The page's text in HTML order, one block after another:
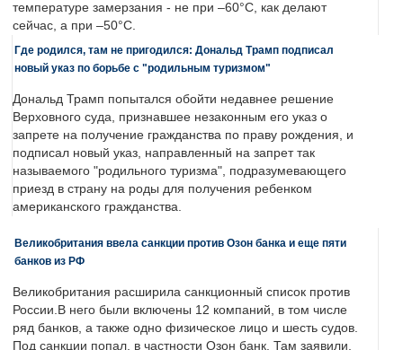
температуре замерзания - не при –60°C, как делают
сейчас, а при –50°C.
Где родился, там не пригодился: Дональд Трамп подписал
новый указ по борьбе с "родильным туризмом"
Дональд Трамп попытался обойти недавнее решение
Верховного суда, признавшее незаконным его указ о
запрете на получение гражданства по праву рождения, и
подписал новый указ, направленный на запрет так
называемого "родильного туризма", подразумевающего
приезд в страну на роды для получения ребенком
американского гражданства.
Великобритания ввела санкции против Озон банка и еще пяти
банков из РФ
Великобритания расширила санкционный список против
России.В него были включены 12 компаний, в том числе
ряд банков, а также одно физическое лицо и шесть судов.
Под санкции попал, в частности Озон банк. Там заявили,